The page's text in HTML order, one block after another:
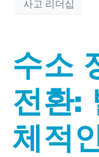
사고 리더십
수소
전환:
체적